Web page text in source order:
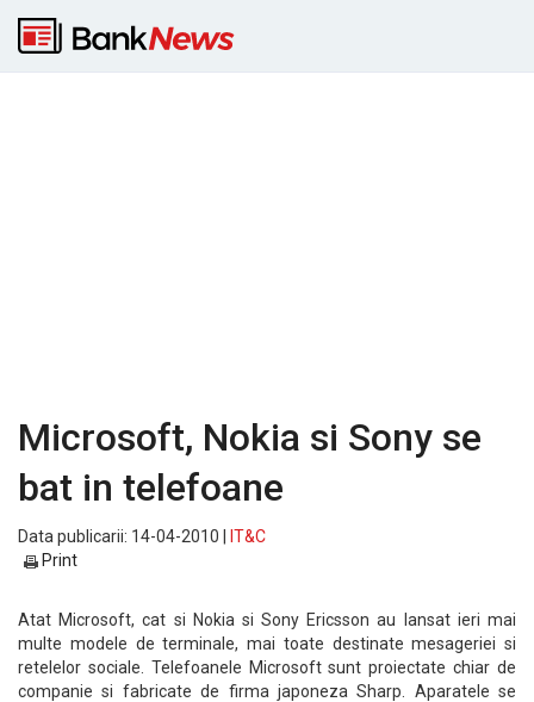
Microsoft, Nokia si Sony se
bat in telefoane
Data publicarii: 14-04-2010 |
IT&C
Print
Atat Microsoft, cat si Nokia si Sony Ericsson au lansat ieri mai
multe modele de terminale, mai toate destinate mesageriei si
retelelor sociale. Telefoanele Microsoft sunt proiectate chiar de
companie si fabricate de firma japoneza Sharp. Aparatele se